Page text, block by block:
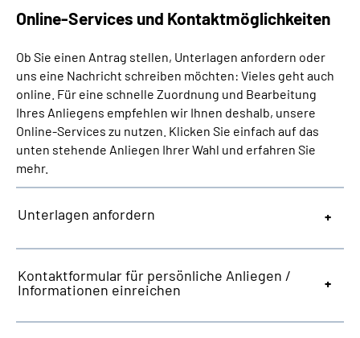
Über uns
Inhalte in Gebärdensprache (DGS)
Leichte Sprache
Suche
Mein Kundenportal
Online-Services und Kontaktmöglichkeiten
Ob Sie einen Antrag stellen, Unterlagen anfordern oder
uns eine Nachricht schreiben möchten: Vieles geht auch
online. Für eine schnelle Zuordnung und Bearbeitung
Ihres Anliegens empfehlen wir Ihnen deshalb, unsere
Online-Services zu nutzen. Klicken Sie einfach auf das
unten stehende Anliegen Ihrer Wahl und erfahren Sie
mehr.
Unterlagen anfordern
Kontaktformular für persönliche Anliegen /
Informationen einreichen